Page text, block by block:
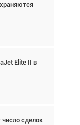
Elite II в
число сделок
и БПЛА в